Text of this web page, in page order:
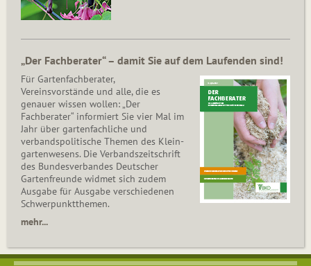
„Der Fachberater“ – damit Sie auf dem Laufenden sind!
Für Gartenfachberater,
Vereinsvorstände und alle, die es
genauer wissen wollen: „Der
Fachberater“ informiert Sie vier Mal im
Jahr über gartenfachliche und
verbandspolitische Themen des Klein­
gar­ten­wesens. Die Ver­bands­zeit­schrift
des Bun­des­ver­ban­des Deutscher
Gartenfreunde widmet sich zudem
Ausgabe für Ausgabe verschiedenen
Schwer­punkt­the­men.
mehr...